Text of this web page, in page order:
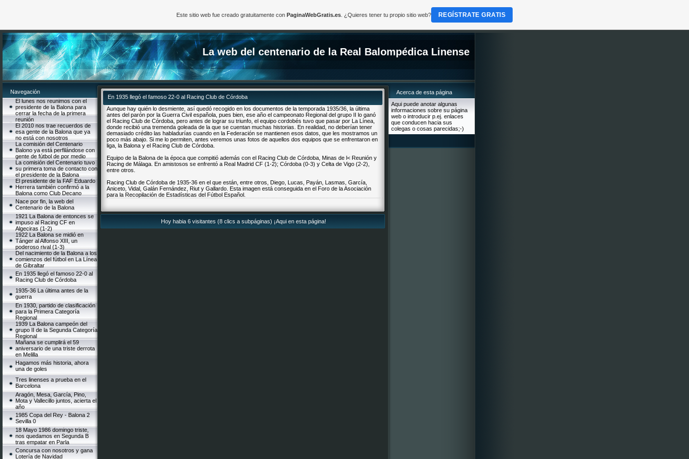
La web del centenario de la Real Balompédica Linense
Navegación
El lunes nos reunimos con el
presidente de la Balona para
cerrar la fecha de la primera
reunión
El 2010 nos trae recuerdos de
esa gente de la Balona que ya
no está con nosotros
La comisión del Centenario
Balono ya está perfilándose con
gente de fútbol de por medio
La comisión del Centenario tuvo
su primera toma de contacto con
el presidente de la Balona
El presidente de la FAF Eduardo
Herrera también confirmó a la
Balona como Club Decano
Nace por fin, la web del
Centenario de la Balona
1921 La Balona de entonces se
impuso al Racing CF en
Algeciras (1-2)
1922 La Balona se midió en
Tánger al Alfonso XIII, un
poderoso rival (1-3)
Del nacimiento de la Balona a los
comienzos del fútbol en La Línea
de Gibraltar
En 1935 llegó el famoso 22-0 al
Racing Club de Córdoba
1935-36 La última antes de la
guerra
En 1930, partido de clasificación
para la Primera Categoría
Regional
1939 La Balona campeón del
grupo II de la Segunda Categoría
Regional
Mañana se cumplirá el 59
aniversario de una triste derrota
en Melilla
Hagamos más historia, ahora
una de goles
Tres linenses a prueba en el
Barcelona
Aragón, Mesa, García, Pino,
Mota y Vallecillo juntos, acierta el
año
1985 Copa del Rey - Balona 2
Sevilla 0
18 Mayo 1986 domingo triste,
nos quedamos en Segunda B
tras empatar en Parla
Concursa con nosotros y gana
Lotería de Navidad
En 1935 llegó el famoso 22-0 al Racing Club de Córdoba
Aunque hay quién lo desmiente, así quedó recogido en los documentos de la temporada 1935/36, la última
antes del parón por la Guerra Civil española, pues bien, ese año el campeonato Regional del grupo II lo ganó
el Racing Club de Córdoba, pero antes de lograr su triunfo, el equipo cordobés tuvo que pasar por La Línea,
donde recibió una tremenda goleada de la que se cuentan muchas historias. En realidad, no deberían tener
demasiado crédito las habladurías cuando en la Federación se mantienen esos datos, que les mostramos un
poco más abajo. Si me lo permiten, antes veremos unas fotos de aquellos dos equipos que se enfrentaron en
liga, la Balona y el Racing Club de Córdoba.
Equipo de la Balona de la época que compitió además con el Racing Club de Córdoba, Minas de l< Reunión y
Racing de Málaga. En amistosos se enfrentó a Real Madrid CF (1-2); Córdoba (0-3) y Celta de Vigo (2-2),
entre otros.
Racing Club de Córdoba de 1935-36 en el que están, entre otros, Diego, Lucas, Payán, Lasmas, García,
Aniceto, Vidal, Galán Fernández, Riut y Gallardo. Esta imagen está conseguida en el Foro de la Asociación
para la Recopilación de Estadísticas del Fútbol Español.
Hoy habia 6 visitantes (8 clics a subpáginas) ¡Aqui en esta página!
Acerca de esta página
Aqui puede anotar algunas
informaciones sobre su página
web o introducir p.ej. enlaces
que conducen hacia sus
colegas o cosas parecidas;-)
Este sitio web fue creado gratuitamente con PaginaWebGratis.es. ¿Quieres tener tu propio sitio web? REGÍSTRATE GRATIS